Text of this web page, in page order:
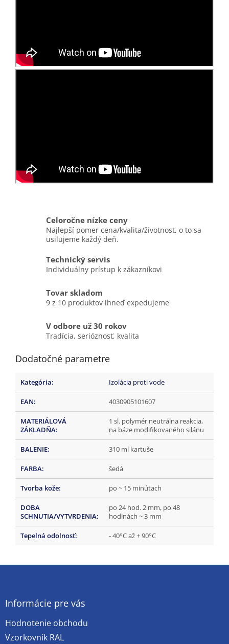
Celoročne nízke ceny
Najlepší pomer cena/kvalita/životnosť, o to sa
usilujeme každý deň.
Technický servis
Individuálny prístup k zákazníkovi
Tovar skladom
9 z 10 produktov ihneď expedujeme
V odbore už 30 rokov
Tradícia, serióznosť, kvalita
Dodatočné parametre
Kategória: Izolácia proti vode
EAN: 4030905101607
MATERIÁLOVÁ
ZÁKLADŇA:
1 sl. polymér neutrálna reakcia,
na báze modifikovaného silánu
BALENIE: 310 ml kartuše
FARBA: šedá
Tvorba kože: po ~ 15 minútach
DOBA
SCHNUTIA/VYTVRDENIA:
po 24 hod. 2 mm, po 48
hodinách ~ 3 mm
Tepelná odolnosť: - 40°C až + 90°C
Informácie pre vás
Hodnotenie obchodu
Vzorkovník RAL